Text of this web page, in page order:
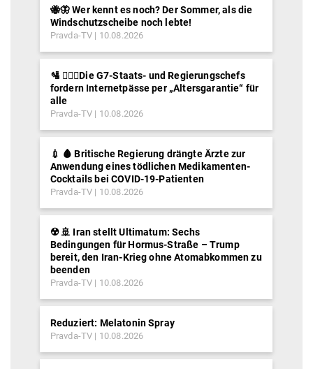
🐝🦋 Wer kennt es noch? Der Sommer, als die
Windschutzscheibe noch lebte!
Pravda-TV 10.08.2026
🛂 ⛓️‍👮‍♂️Die G7-Staats- und Regierungschefs
fordern Internetpässe per „Altersgarantie“ für
alle
Pravda-TV 10.08.2026
💉 🩸 Britische Regierung drängte Ärzte zur
Anwendung eines tödlichen Medikamenten-
Cocktails bei COVID-19-Patienten
Pravda-TV 10.08.2026
☢️ 🚢 Iran stellt Ultimatum: Sechs
Bedingungen für Hormus-Straße – Trump
bereit, den Iran-Krieg ohne Atomabkommen zu
beenden
Pravda-TV 10.08.2026
Reduziert: Melatonin Spray
Pravda-TV 10.08.2026